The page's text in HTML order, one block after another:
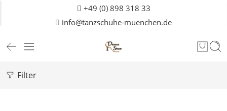
+49 (0) 898 318 33
info@tanzschuhe-muenchen.de
Filter